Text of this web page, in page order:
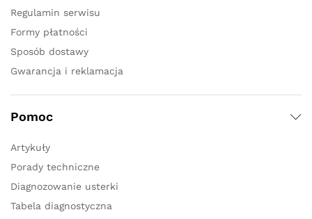
Regulamin serwisu
Formy płatności
Sposób dostawy
Gwarancja i reklamacja
Pomoc
Artykuły
Porady techniczne
Diagnozowanie usterki
Tabela diagnostyczna